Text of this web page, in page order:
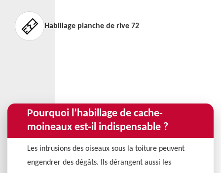
Habillage planche de rive 72
Pourquoi l’habillage de cache-
moineaux est-il indispensable ?
Les intrusions des oiseaux sous la toiture peuvent
engendrer des dégâts. Ils dérangent aussi les